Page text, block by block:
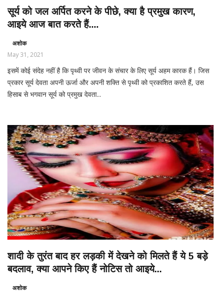
सूर्य को जल अर्पित करने के पीछे, क्या है प्रमुख कारण,
आइये आज बात करते हैं....
अशोक
May 31, 2021
इसमें कोई संदेह नहीं है कि पृथ्वी पर जीवन के संचार के लिए सूर्य अहम कारक हैं। जिस
प्रकार सूर्य देवता अपनी ऊर्जा और अपनी शक्ति से पृथ्वी को प्रकाशित करते हैं, उस
हिसाब से भगवान सूर्य को प्रमुख देवता...
शादी के तुरंत बाद हर लड़की में देखने को मिलते हैं ये 5 बड़े
बदलाव, क्या आपने किए हैं नोटिस तो आइये...
अशोक